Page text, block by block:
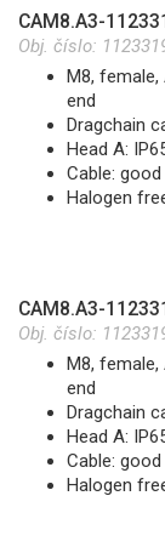
CAM8.A3-
Obj. číslo:
M8, female,
end
Dragchain
Head A:
Cable:
Halogen
CAM8.A3-
Obj. číslo:
M8, female,
end
Dragchain
Head A:
Cable:
Halogen